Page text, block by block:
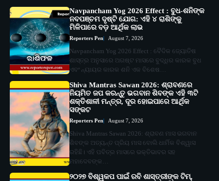
Navpancham Yog 2026 Effect : ବୁଧ-ଶନିଙ୍କ
ନବପଞ୍ଚମ ଦୃଷ୍ଟି ଯୋଗ: ଏହି ୪ ରାଶିଙ୍କୁ
ମିଳିପାରେ ବଡ଼ ଆର୍ଥିକ ଲାଭ
Reporters Pen August 7, 2026
Navpancham Yog 2026 Effect : ବୈଦିକ ଜ୍ୟୋତିଷ
ଶାସ୍ତ୍ର ଅନୁସାରେ ଅଗଷ୍ଟ ମାସରେ ବୁଦ୍ଧିର କାରକ ବୁଧ
ଏବଂ ନ୍ୟାୟର କାରକ ଶନି ଏକ ବିଶେଷ…
Shiva Mantras Sawan 2026: ଶ୍ରାବଣରେ
ନିୟମିତ ଜପ କରନ୍ତୁ ଭଗବାନ ଶିବଙ୍କ ଏହି ୩ଟି
ଶକ୍ତିଶାଳୀ ମନ୍ତ୍ର, ଦୂର ହୋଇପାରେ ଆର୍ଥିକ
ସଙ୍କଟ
Reporters Pen August 7, 2026
Shiva Mantras Sawan 2026: ଶ୍ରାବଣ ମାସ ଭଗବାନ
ଶିବଙ୍କ ଅତ୍ୟନ୍ତ ପ୍ରିୟ ମାସ ବୋଲି ଧାର୍ମିକ ବିଶ୍ୱାସ
ରହିଛି। ଏହି ପବିତ୍ର ମାସରେ ଭକ୍ତିଭାବର ସହ
ମହାଦେବଙ୍କ…
୨୦୨୭ ବିଶ୍ୱକପ ପାଇଁ ରବି ଶାସ୍ତ୍ରୀଙ୍କ ଟିମ୍,